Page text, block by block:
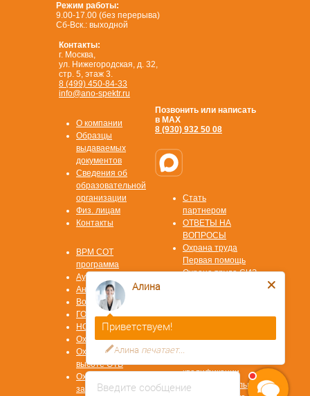
Режим работы:
9.00-17.00 (без перерыва)
Сб-Вск.: выходной
Позвонить или написать
в MAX
8 (930) 932 50 08
Контакты:
г. Москва,
ул. Нижегородская, д. 32,
стр. 5, этаж 3.
8 (499) 450-84-33
info@ano-spektr.ru
Стать
партнером
ОТВЕТЫ НА
ВОПРОСЫ
ВРМ СОТ
программа
Аудит/Аутсорсинг
Антитеррор
Воинский учет
ГОЧС
НОК ЦОК
Охрана труда
Охрана труда на
высоте ОТВ
Охрана труда в
замкнутых
Охрана труда
Первая помощь
Охрана труда СИЗ
квалификации
Профессиональная
О компании
Образцы
выдаваемых
документов
Сведения об
образовательной
организации
Физ. лицам
Контакты
Введите сообщение
Алина
Приветствуем!
Алина печатает...